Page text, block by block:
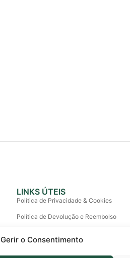
Gerir o Consentimento
LINKS ÚTEIS
Política de Privacidade & Cookies
Política de Devolução e Reembolso